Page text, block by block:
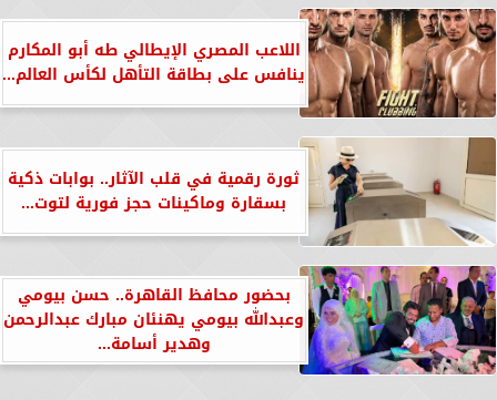
اللاعب المصري الإيطالي طه أبو المكارم
ينافس على بطاقة التأهل لكأس العالم...
ثورة رقمية في قلب الآثار.. بوابات ذكية
بسقارة وماكينات حجز فورية لتوت...
بحضور محافظ القاهرة.. حسن بيومي
وعبدالله بيومي يهنئان مبارك عبدالرحمن
وهدير أسامة...